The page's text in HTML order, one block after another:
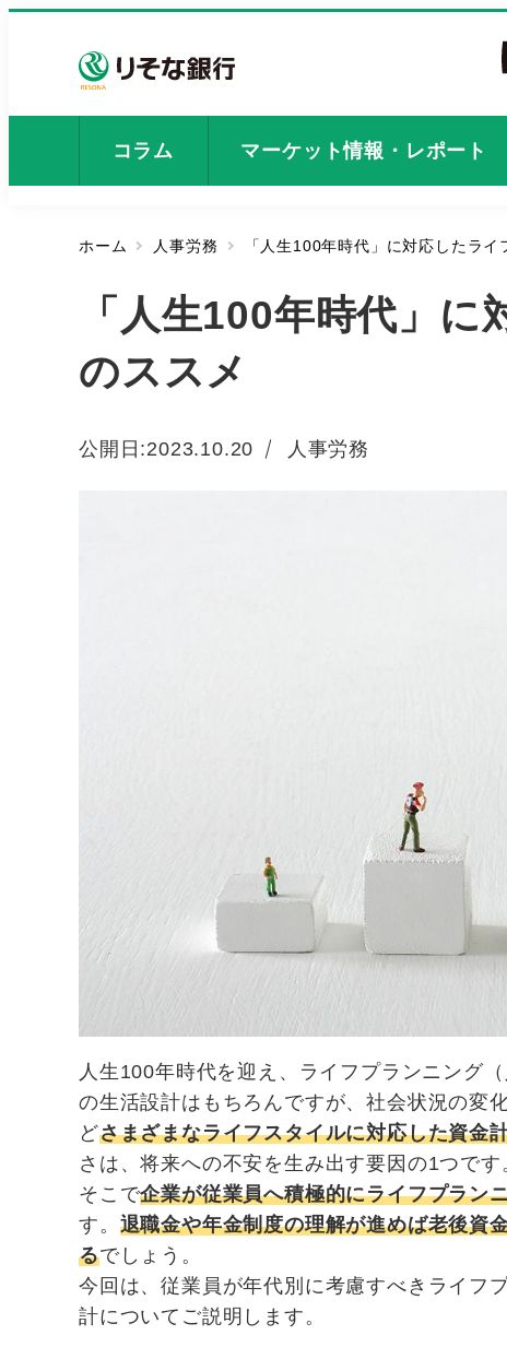
コ
コラム マーケット情報・レポート
ホーム 人事労務 「人生100年時代」に対応したラ
「人生100年時代」
のススメ
公開日:
投稿日
2023.10.20 カテゴリー
人事労務
人生100年時代を迎え、ライフプランニング
の生活設計はもちろんですが、社会状況の変
どさまざまなライフスタイルに対応した資金
さは、将来への不安を生み出す要因の1つです
そこで企業が従業員へ積極的にライフプラン
す。 退職金や年金制度の理解が進めば老後資
るでしょう。
今回は、従業員が年代別に考慮すべきライフ
計についてご説明します。